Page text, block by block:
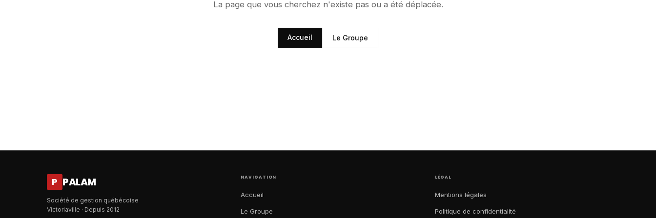
La page que vous cherchez n'existe pas ou a été déplacée.
Accueil Le Groupe
P PALAM
Société de gestion québécoise
Victoriaville · Depuis 2012
NAVIGATION
Accueil
Le Groupe
LÉGAL
Mentions légales
Politique de confidentialité